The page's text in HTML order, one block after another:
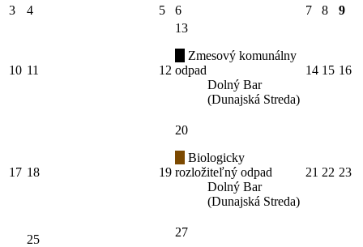
3
4 5 6 7 8 9
10 11 12
13
Zmesový komunálny
odpad
Dolný Bar
(Dunajská Streda)
14 15 16
17 18 19
20
Biologicky
rozložiteľný odpad
Dolný Bar
(Dunajská Streda)
21 22 23
25
27